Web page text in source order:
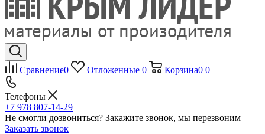
Сравнение0 Отложенные 0 Корзина0 0
Телефоны
+7 978 807-14-29
Не смогли дозвониться? Закажите звонок, мы перезвоним
Заказать звонок